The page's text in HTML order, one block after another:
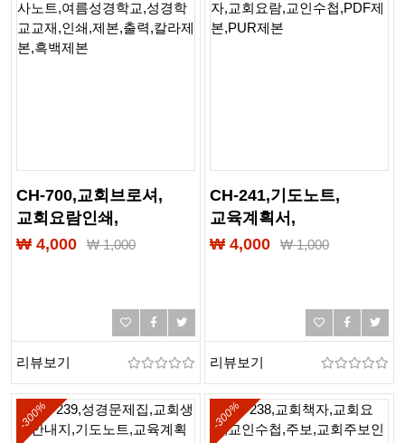
CH-700,교회브로셔,
교회요람인쇄,
교회요람제본,
여름성경학교,
출력,칼라제본,흑백제본
₩ 4,000 ₩1,000
리뷰보기
CH-241,기도노트,
교육계획서,
성경필사노트,
출력,칼라제본,흑백제본,
교회책자,교회요람,
교인수첩,PDF제본,PUR제
₩ 4,000 ₩1,000
리뷰보기
-300% -300%